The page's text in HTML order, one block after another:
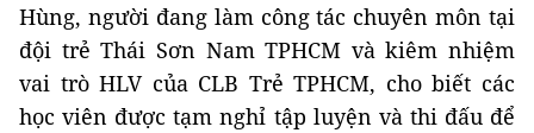
Hùng, người đang làm công tác chuyên môn tại
đội trẻ Thái Sơn Nam TPHCM và kiêm nhiệm
vai trò HLV của CLB Trẻ TPHCM, cho biết các
học viên được tạm nghỉ tập luyện và thi đấu để